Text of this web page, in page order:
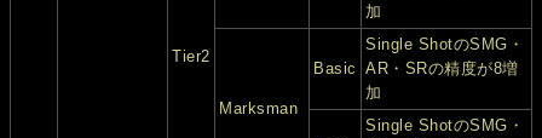
Tier2
加
Marksman
Basic
Single ShotのSMG・
AR・SRの精度が8増
加
Single ShotのSMG・